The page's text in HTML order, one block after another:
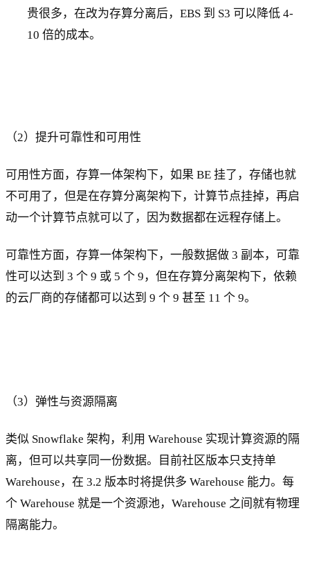
贵很多，在改为存算分离后，EBS 到 S3 可以降低 4-
10 倍的成本。
（2）提升可靠性和可用性
可用性方面，存算一体架构下，如果 BE 挂了，存储也就
不可用了，但是在存算分离架构下，计算节点挂掉，再启
动一个计算节点就可以了，因为数据都在远程存储上。
可靠性方面，存算一体架构下，一般数据做 3 副本，可靠
性可以达到 3 个 9 或 5 个 9，但在存算分离架构下，依赖
的云厂商的存储都可以达到 9 个 9 甚至 11 个 9。
（3）弹性与资源隔离
类似 Snowflake 架构，利用 Warehouse 实现计算资源的隔
离，但可以共享同一份数据。目前社区版本只支持单
Warehouse，在 3.2 版本时将提供多 Warehouse 能力。每
个 Warehouse 就是一个资源池，Warehouse 之间就有物理
隔离能力。